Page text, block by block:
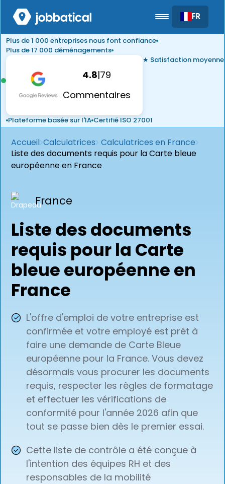
FR
Plus de 1 000 entreprises nous font confiance
Plus de 17 000 déménagements
4.8|79
Commentaires
★ Satisfaction moyenne
Plateforme basée sur l'IA Certifié ISO 27001
Accueil Calculatrices Calculatrices en France
Liste des documents requis pour la Carte bleue
européenne en France
France
Liste des documents
requis pour la Carte
bleue européenne en
France
L'offre d'emploi de votre entreprise est
confirmée et votre employé est prêt à
faire une demande de Carte Bleue
européenne pour la France. Vous devez
désormais vous procurer les documents
requis, respecter les règles de formatage
et effectuer les vérifications de
conformité pour l'année 2026 afin que
tout se passe bien dès le premier essai.
Cette liste de contrôle a été conçue à
l'intention des équipes RH et des
responsables de la mobilité